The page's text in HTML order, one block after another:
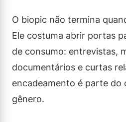
O biopic não termina
Ele costuma abrir portas
de consumo: entrevistas,
documentários e curtas
encadeamento é parte do
gênero.